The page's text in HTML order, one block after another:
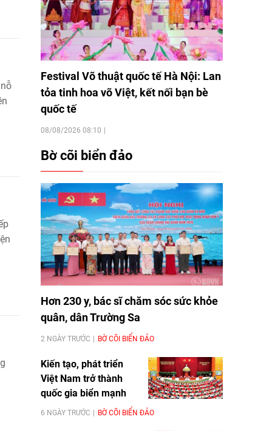
Festival Võ thuật quốc tế Hà Nội: Lan
tỏa tinh hoa võ Việt, kết nối bạn bè
quốc tế
08/08/2026 08:10
Bờ cõi biển đảo
Hơn 230 y, bác sĩ chăm sóc sức khỏe
quân, dân Trường Sa
2 NGÀY TRƯỚC BỜ CÕI BIỂN ĐẢO
Kiến tạo, phát triển
Việt Nam trở thành
quốc gia biển mạnh
6 NGÀY TRƯỚC BỜ CÕI BIỂN ĐẢO